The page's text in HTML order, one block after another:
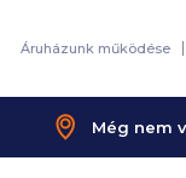
Áruházunk működése
Még nem